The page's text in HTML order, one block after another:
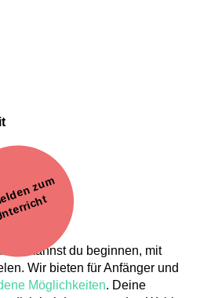
und kreieren
kannst du beginnen, mit
Wir bieten für Anfänger und
Möglichkeiten. Deine